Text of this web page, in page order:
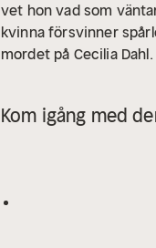
vet hon vad som
kvinna försvinner
mordet på Cecilia
debutbok. ”’Den
deckare med äkta
Kom igång med